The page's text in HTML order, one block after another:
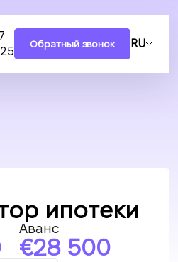
Обратный звонок RU
ипотеки
Аванс
28 500